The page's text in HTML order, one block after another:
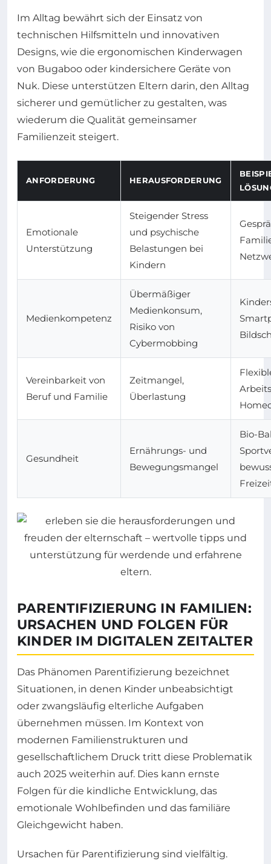
Im Alltag bewährt sich der Einsatz von
technischen Hilfsmitteln und innovativen
Designs, wie die ergonomischen Kinderwagen
von Bugaboo oder kindersichere Geräte von
Nuk. Diese unterstützen Eltern darin, den Alltag
sicherer und gemütlicher zu gestalten, was
wiederum die Qualität gemeinsamer
Familienzeit steigert.
ANFORDERUNG HERAUSFORDERUNG
Emotionale
Unterstützung
Steigender Stress
und psychische
Belastungen bei
Kindern
Medienkompetenz
Übermäßiger
Medienkonsum,
Risiko von
Cybermobbing
Vereinbarkeit von
Beruf und Familie
Zeitmangel,
Überlastung
Gesundheit
Ernährungs- und
Bewegungsmangel
Bio-
PARENTIFIZIERUNG IN FAMILIEN:
URSACHEN UND FOLGEN FÜR
KINDER IM DIGITALEN ZEITALTER
Das Phänomen Parentifizierung bezeichnet
Situationen, in denen Kinder unbeabsichtigt
oder zwangsläufig elterliche Aufgaben
übernehmen müssen. Im Kontext von
modernen Familienstrukturen und
gesellschaftlichem Druck tritt diese Problematik
auch 2025 weiterhin auf. Dies kann ernste
Folgen für die kindliche Entwicklung, das
emotionale Wohlbefinden und das familiäre
Gleichgewicht haben.
Ursachen für Parentifizierung sind vielfältig.